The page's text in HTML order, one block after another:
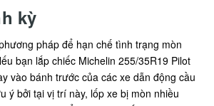
kỳ
pháp để hạn chế tình trạng mòn
bạn lắp chiếc Michelin 255/35R19 Pilot
vào bánh trước của các xe dẫn động cầu
ý bởi tại vị trí này, lốp xe bị mòn nhiều